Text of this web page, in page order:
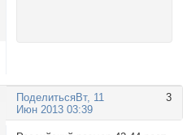
Поделиться 3
Вт, 11
Июн 2013 03:39